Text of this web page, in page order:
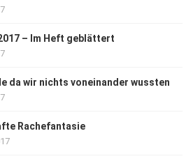
– Im Heft geblättert
da wir nichts voneinander wussten
Rachefantasie